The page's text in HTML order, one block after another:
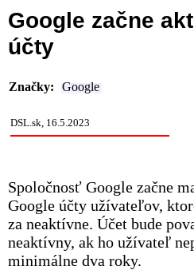
Google začne
účty
Značky: Google
DSL.sk, 16.5.2023
Spoločnosť Google začne
Google účty užívateľov,
za neaktívne. Účet bude
neaktívny, ak ho užívateľ
minimálne dva roky.